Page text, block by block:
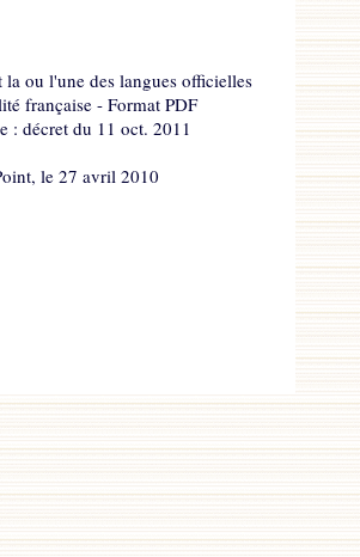
ou l'une des langues officielles
française - Format PDF
: décret du 11 oct. 2011
le 27 avril 2010